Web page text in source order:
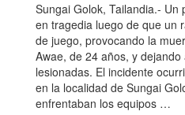
Sungai Golok, Tailandia.- Un
en tragedia luego de que un
de juego, provocando la
Awae, de 24 años, y
lesionadas. El incidente
en la localidad de Sungai
enfrentaban los equipos …